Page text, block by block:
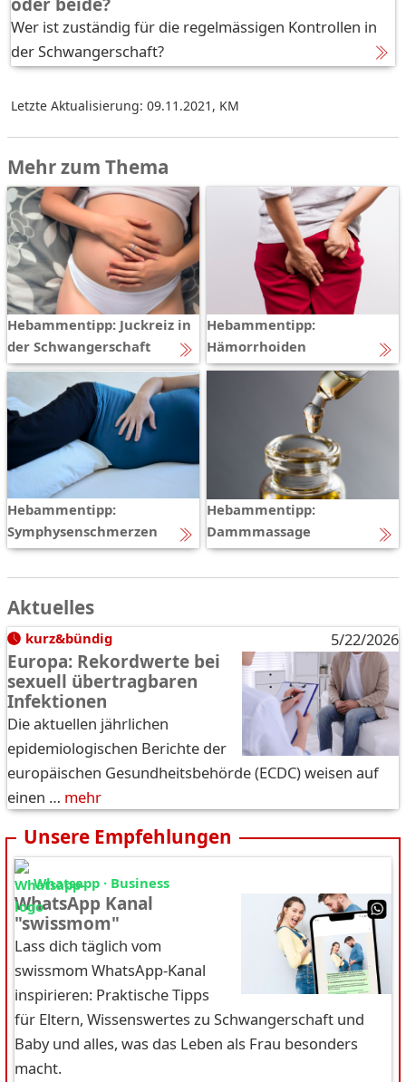
Wer ist zuständig für die regelmässigen Kontrollen in
der Schwangerschaft?
Letzte Aktualisierung: 09.11.2021 , KM
Mehr zum Thema
Hebammentipp: Juckreiz in
der Schwangerschaft
Hebammentipp:
Hämorrhoiden
Hebammentipp:
Symphysenschmerzen
Hebammentipp:
Dammmassage
Aktuelles
kurz&bündig 5/22/2026
Europa: Rekordwerte bei
sexuell übertragbaren
Infektionen
Die aktuellen jährlichen
epidemiologischen Berichte der
europäischen Gesundheitsbehörde (ECDC) weisen auf
einen … mehr
Unsere Empfehlungen
Whatsapp · Business
WhatsApp Kanal
"swissmom"
Lass dich täglich vom
swissmom WhatsApp-Kanal
inspirieren: Praktische Tipps
für Eltern, Wissenswertes zu Schwangerschaft und
Baby und alles, was das Leben als Frau besonders
macht.